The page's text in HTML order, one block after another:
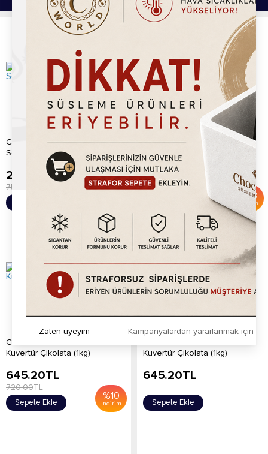
Chocoworld Mango Waffle
Sos (1kg)
229.20 TL
750.00
Chocoworld Sütlü Para
Kuvertür Çikolata (1kg)
%23
İndirim
565.20TL
730.00TL
Chocoworld Bitter Para
Kuvertür Çikolata (1kg)
%10
İndirim
645.20TL
720.00TL
Sepete Ekle
Kuvertür Çikolata (1kg)
645.20TL
Sepete Ekle
Kampanyalardan yararlanmak için
Zaten üyeyim